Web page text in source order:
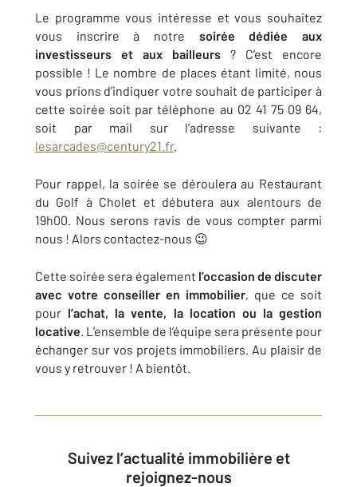
Le programme vous intéresse et vous souhaitez
vous inscrire à notre soirée dédiée aux
investisseurs et aux bailleurs ? C’est encore
possible ! Le nombre de places étant limité, nous
vous prions d’indiquer votre souhait de participer à
cette soirée soit par téléphone au 02 41 75 09 64,
soit par mail sur l’adresse suivante :
lesarcades@century21.fr.
Pour rappel, la soirée se déroulera au Restaurant
du Golf à Cholet et débutera aux alentours de
19h00. Nous serons ravis de vous compter parmi
nous ! Alors contactez-nous 😉
Cette soirée sera également l’occasion de discuter
avec votre conseiller en immobilier, que ce soit
pour l’achat, la vente, la location ou la gestion
locative. L’ensemble de l’équipe sera présente pour
échanger sur vos projets immobiliers. Au plaisir de
vous y retrouver ! A bientôt.
Suivez l’actualité immobilière et
rejoignez-nous